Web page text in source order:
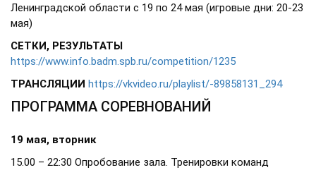
Ленинградской области с 19 по 24 мая (игровые дни: 20-23
мая)
СЕТКИ, РЕЗУЛЬТАТЫ
https://www.info.badm.spb.ru/competition/1235
ТРАНСЛЯЦИИ https://vkvideo.ru/playlist/-89858131_294
ПРОГРАММА СОРЕВНОВАНИЙ
19 мая, вторник
15.00 – 22:30 Опробование зала. Тренировки команд